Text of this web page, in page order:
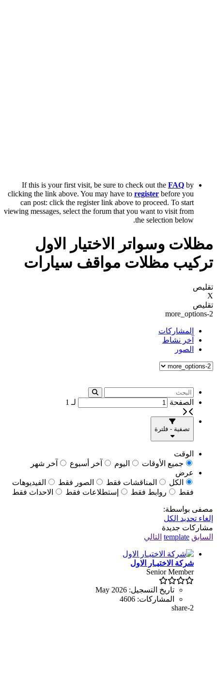
If this is your first visit, be sure to check out the FAQ by
clicking the link above. You may have to register before you
can post: click the register link above to proceed. To start
viewing messages, select the forum that you want to visit from
the selection below.
مظلات وسواتر الاختيار الاول
تركيب مظلات مواقف سيارات
تقليص
X
تقليص
more_options-2
المشاركات
آخر نشاط
الصور
الصفحة لـ 1
تصفية - فلترة
الوقت
جميع الأوقات
اليوم آخر أسبوع
آخر شهر
عرض
الكل
المناقشات فقط الصور فقط
الفيديوهات
فقط
روابط فقط إستطلاعات فقط الاحداث فقط
مصفى بواسطة:
إلغاء تحديد الكل
مشاركات جديدة
السابق template التالي
شركة الاختيـار الاول
Senior Member
تاريخ التسجيل: May 2026
المشاركات: 4606
share-2